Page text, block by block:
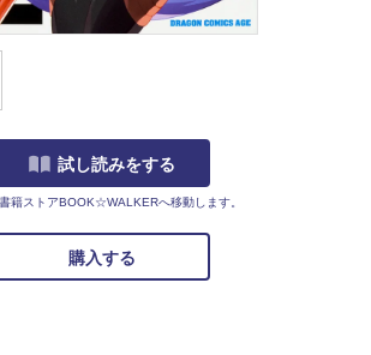
試し読みをする
籍ストアBOOK☆WALKERへ移動します。
購入する